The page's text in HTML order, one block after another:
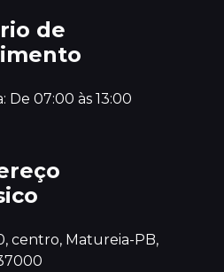
de
De 07:00 às 13:00